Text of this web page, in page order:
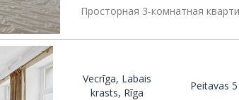
Просторная 3-комнатная
Vecrīga, Labais
krasts, Rīga
Peitavas 5